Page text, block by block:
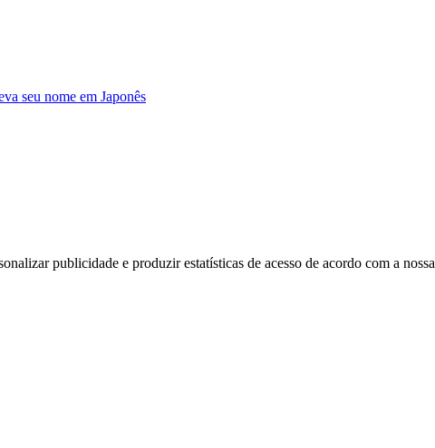
seu nome em Japonês
publicidade e produzir estatísticas de acesso de acordo com a nossa